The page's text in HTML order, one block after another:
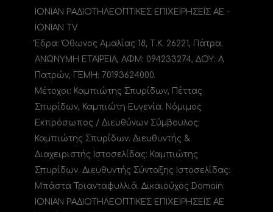
ΙΟΝΙΑΝ ΡΑΔΙΟΤΗΛΕΟΠΤΙΚΕΣ ΕΠΙΧΕΙΡΗΣΕΙΣ ΑΕ -
IONIAN TV
Έδρα: Όθωνος Αμαλίας 18, Τ.Κ. 26221, Πάτρα.
ΑΝΩΝΥΜΗ ΕΤΑΙΡΕΙΑ, ΑΦΜ: 094233274, ΔΟΥ: A
Πατρών, ΓΕΜΗ: 70193624000.
Μέτοχοι: Καμπιώτης Σπυρίδων, Πέττας
Σπυρίδων, Καμπιώτη Ευγενία. Νόμιμος
Εκπρόσωπος / Διευθύνων Σύμβουλος:
Καμπιώτης Σπυρίδων. Διευθυντής &
Διαχειριστής Ιστοσελίδας: Καμπιώτης
Σπυρίδων. Διευθυντής Σύνταξης Ιστοσελίδας:
Μπάστα Τριανταφυλλιά. Δικαιούχος Domain:
ΙΟΝΙΑΝ ΡΑΔΙΟΤΗΛΕΟΠΤΙΚΕΣ ΕΠΙΧΕΙΡΗΣΕΙΣ ΑΕ